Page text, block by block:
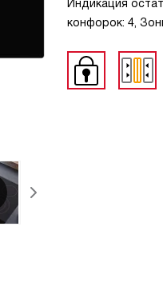
Индикация
конфорок: 4,